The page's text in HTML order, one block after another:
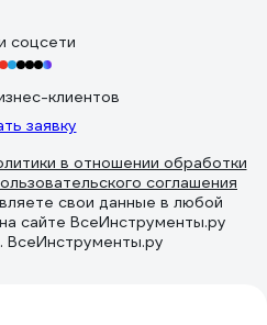
соцсети
клиентов
заявку
в отношении обработки
соглашения
свои данные в любой
сайте ВсеИнструменты.ру